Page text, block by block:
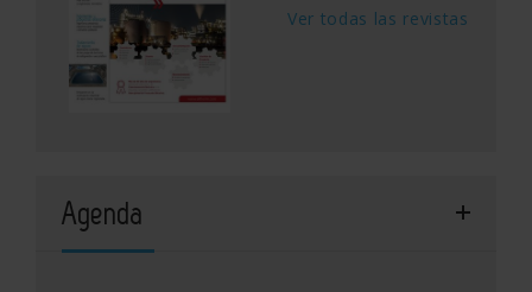
Ver todas las revistas
Agenda